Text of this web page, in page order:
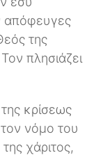
απόφευγες
της
πλησιάζει
κρίσεως
νόμο του
χάριτος,